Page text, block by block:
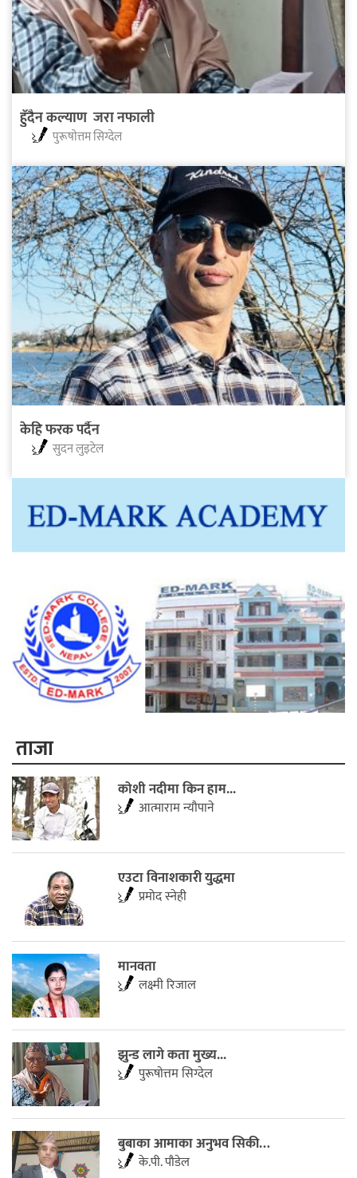
हुँदैन कल्याण जरा नफाली
पुरूषाेत्तम सिग्देल
केहि फरक पर्दैन
सुदन लुइटेल
ताजा
कोशी नदीमा किन हाम...
आत्माराम न्यौपाने
एउटा विनाशकारी युद्धमा
प्रमोद स्नेही
मानवता
लक्ष्मी रिजाल
झुन्ड लागे कता मुख्य...
पुरूषाेत्तम सिग्देल
बुबाका आमाका अनुभव सिकी…
के.पी. पाैडेल